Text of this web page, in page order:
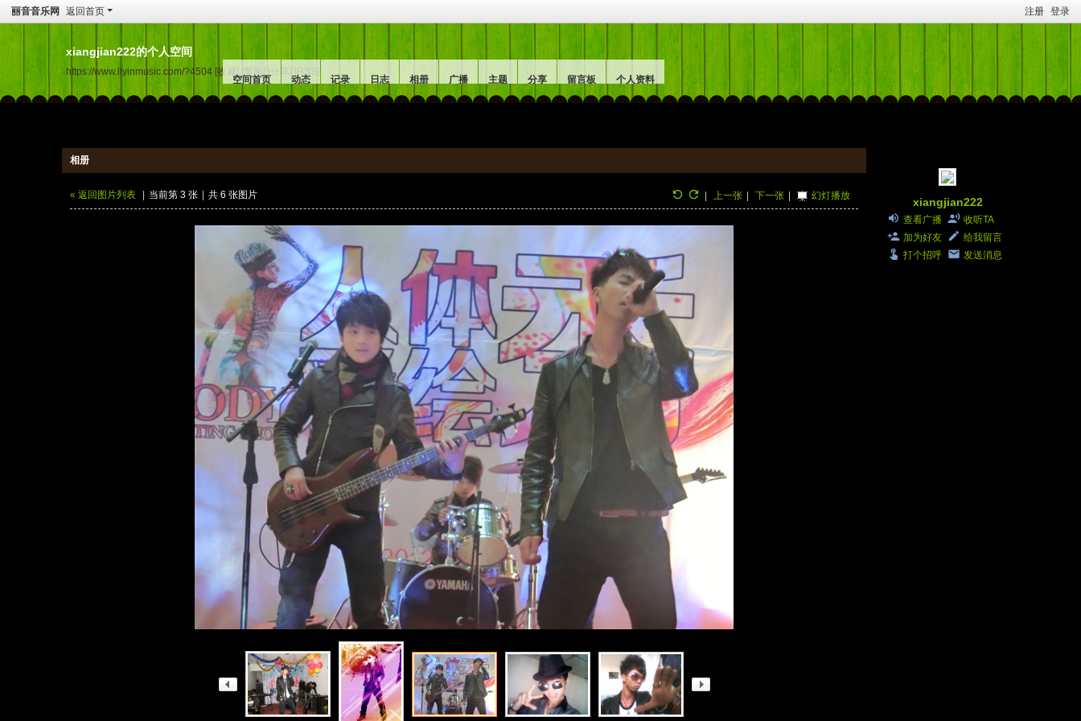
注册 登录
丽音音乐网 返回首页
xiangjian222的个人空间
https://www.liyinmusic.com/?4504 [收藏] [复制] [分享] [RSS]
空间首页 动态 记录 日志 相册 广播 主题 分享 留言板 个人资料
相册
| 上一张 | 下一张 | 幻灯播放
« 返回图片列表 当前第 3 张 共 6 张图片
xiangjian222
查看广播
收听TA
加为好友
给我留言
打个招呼
发送消息